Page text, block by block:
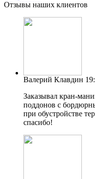
Отзывы наших клиентов
Валерий Клавдин
Заказывал кран-
поддонов с
при обустройстве
спасибо!